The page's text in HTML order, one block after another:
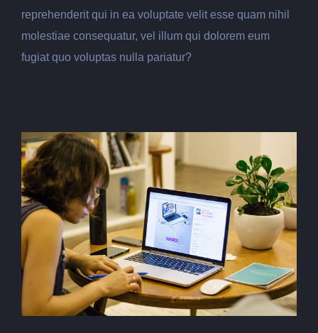
reprehenderit qui in ea voluptate velit esse quam nihil
molestiae consequatur, vel illum qui dolorem eum
fugiat quo voluptas nulla pariatur?